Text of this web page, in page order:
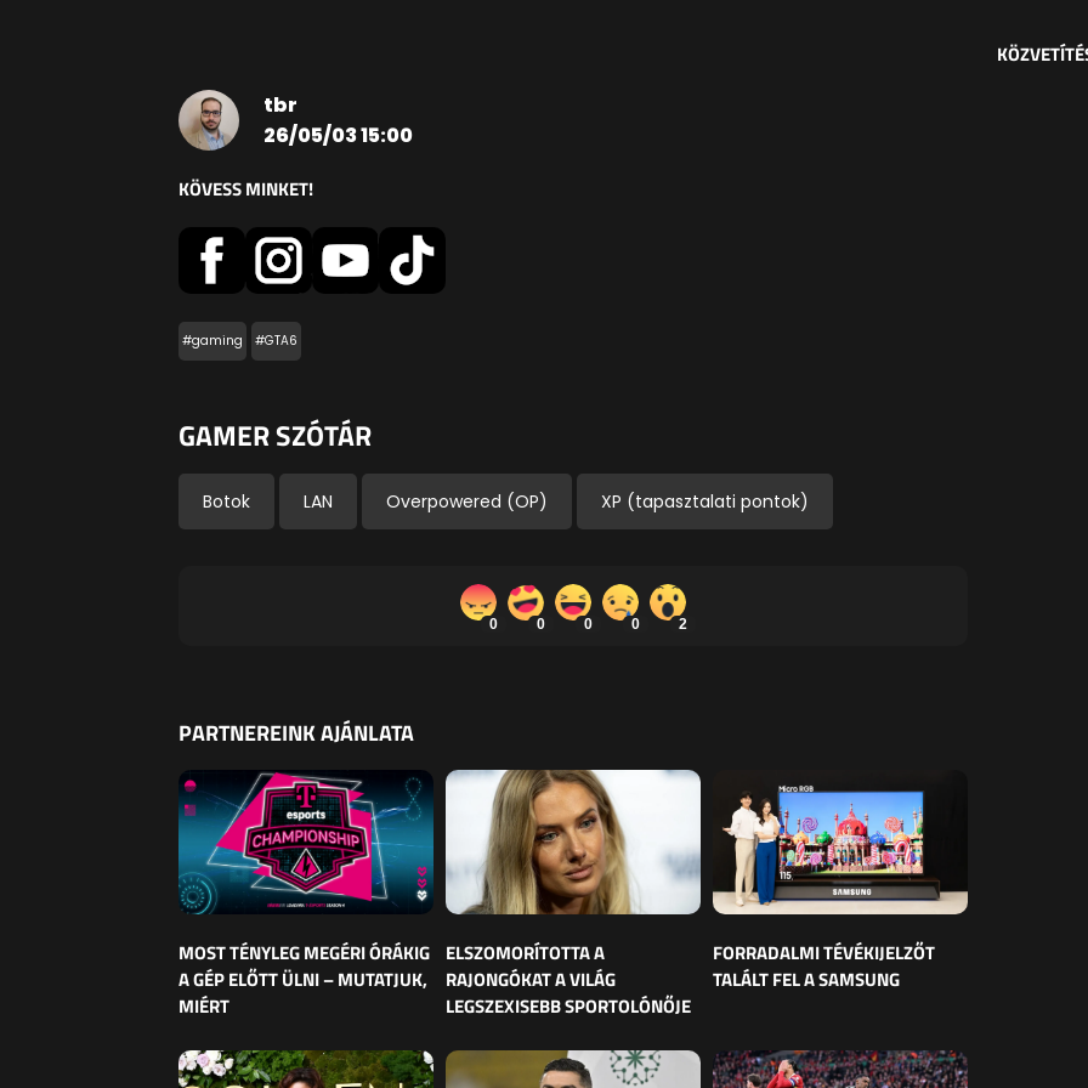
tbr
26/05/03 15:00
KÖVESS MINKET!
#gaming #GTA6
GAMER SZÓTÁR
Botok LAN Overpowered (OP) XP (tapasztalati pontok)
0 0 0 0 2
PARTNEREINK AJÁNLATA
MOST TÉNYLEG MEGÉRI ÓRÁKIG
A GÉP ELŐTT ÜLNI – MUTATJUK,
MIÉRT
ELSZOMORÍTOTTA A
RAJONGÓKAT A VILÁG
LEGSZEXISEBB SPORTOLÓNŐJE
FORRADALMI TÉVÉKIJELZŐT
TALÁLT FEL A SAMSUNG